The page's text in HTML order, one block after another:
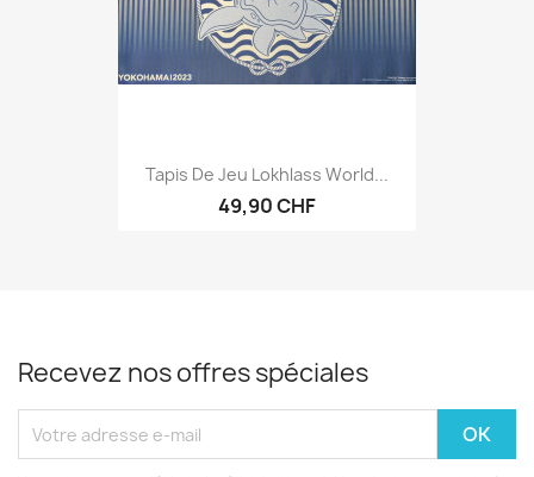
Tapis De Jeu Lokhlass World...
49,90 CHF
Recevez nos offres spéciales